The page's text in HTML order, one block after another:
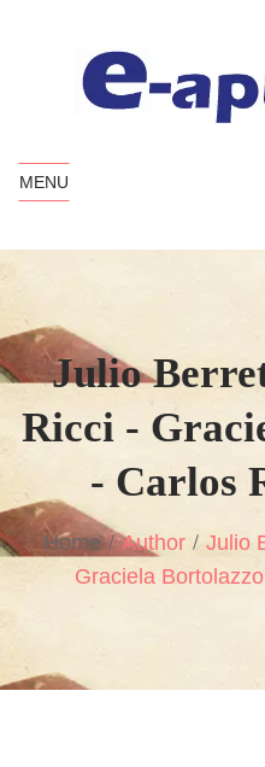
MENU
Julio
Ricci -
- Carlos
Home Author
Julio
Graciela